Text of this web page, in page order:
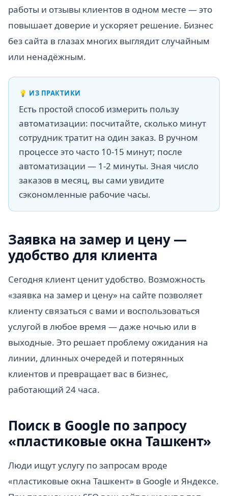
работы и отзывы клиентов в одном месте — это
повышает доверие и ускоряет решение. Бизнес
без сайта в глазах многих выглядит случайным
или ненадёжным.
💡 ИЗ ПРАКТИКИ
Есть простой способ измерить пользу
автоматизации: посчитайте, сколько минут
сотрудник тратит на один заказ. В ручном
процессе это часто 10-15 минут; после
автоматизации — 1-2 минуты. Зная число
заказов в месяц, вы сами увидите
сэкономленные рабочие часы.
Заявка на замер и цену —
удобство для клиента
Сегодня клиент ценит удобство. Возможность
«заявка на замер и цену» на сайте позволяет
клиенту связаться с вами и воспользоваться
услугой в любое время — даже ночью или в
выходные. Это решает проблему ожидания на
линии, длинных очередей и потерянных
клиентов и превращает вас в бизнес,
работающий 24 часа.
Поиск в Google по запросу
«пластиковые окна Ташкент»
Люди ищут услугу по запросам вроде
«пластиковые окна Ташкент» в Google и Яндексе.